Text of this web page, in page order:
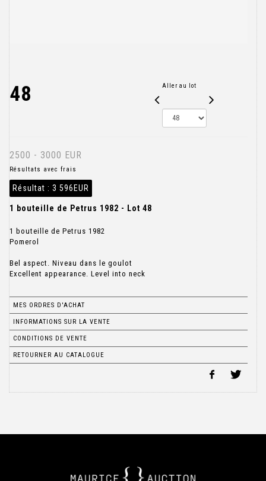
48 Aller au lot
2500 - 3000 EUR
Résultats avec frais
Résultat : 3 596EUR
1 bouteille de Petrus 1982 - Lot 48
1 bouteille de Petrus 1982
Pomerol
Bel aspect. Niveau dans le goulot
Excellent appearance. Level into neck
MES ORDRES D'ACHAT
INFORMATIONS SUR LA VENTE
CONDITIONS DE VENTE
RETOURNER AU CATALOGUE